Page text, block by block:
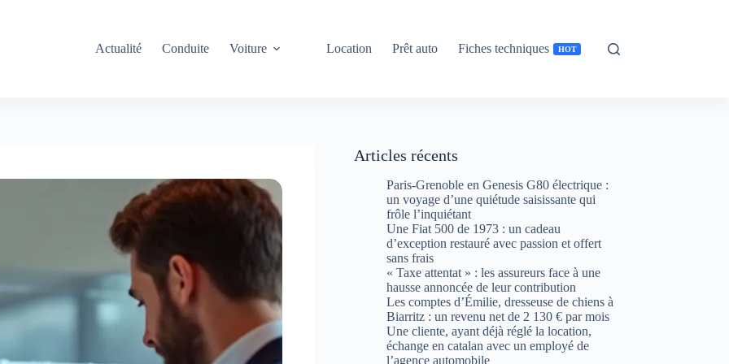
Actualité Conduite Voiture Location Prêt auto Fiches techniques HOT
Articles récents
Paris-Grenoble en Genesis G80 électrique :
un voyage d’une quiétude saisissante qui
frôle l’inquiétant
Une Fiat 500 de 1973 : un cadeau
d’exception restauré avec passion et offert
sans frais
« Taxe attentat » : les assureurs face à une
hausse annoncée de leur contribution
Les comptes d’Émilie, dresseuse de chiens à
Biarritz : un revenu net de 2 130 € par mois
Une cliente, ayant déjà réglé la location,
échange en catalan avec un employé de
l’agence automobile